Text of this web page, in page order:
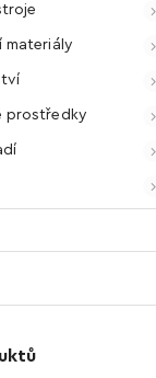
materiály
prostředky